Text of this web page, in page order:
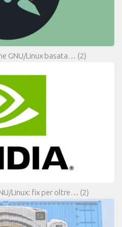
GNU/Linux basata… (2)
Linux: fix per oltre… (2)